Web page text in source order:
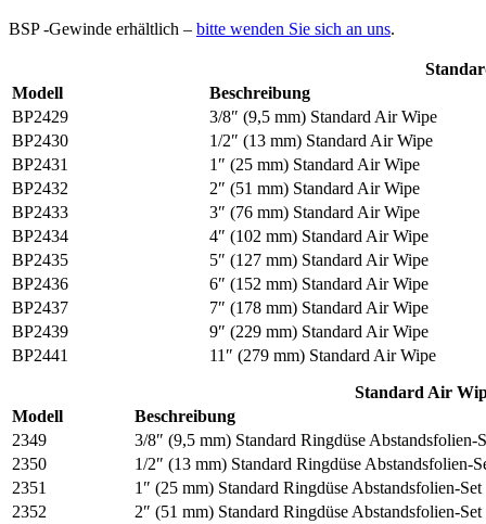
BSP -Gewinde erhältlich – bitte wenden Sie sich an uns.
Modell
Beschreibung
BP2429
3/8″ (9,5 mm) Standard Air Wipe
BP2430
1/2″ (13 mm) Standard Air Wipe
BP2431
1″ (25 mm) Standard Air Wipe
BP2432
2″ (51 mm) Standard Air Wipe
BP2433
3″ (76 mm) Standard Air Wipe
BP2434
4″ (102 mm) Standard Air Wipe
BP2435
5″ (127 mm) Standard Air Wipe
BP2436
6″ (152 mm) Standard Air Wipe
BP2437
7″ (178 mm) Standard Air Wipe
BP2439
9″ (229 mm) Standard Air Wipe
BP2441
11″ (279 mm) Standard Air Wipe
Standard Air
Modell
Beschreibung
2349
3/8″ (9,5 mm) Standard Ringdüse Abstandsfolien-
2350
1/2″ (13 mm) Standard Ringdüse Abstandsfolien-
2351
1″ (25 mm) Standard Ringdüse Abstandsfolien-Set
2352
2″ (51 mm) Standard Ringdüse Abstandsfolien-Set